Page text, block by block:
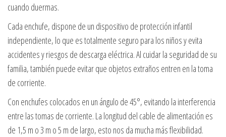
cuando duermas.
Cada enchufe, dispone de un dispositivo de protección infantil
independiente, lo que es totalmente seguro para los niños y evita
accidentes y riesgos de descarga eléctrica. Al cuidar la seguridad de su
familia, también puede evitar que objetos extraños entren en la toma
de corriente.
Con enchufes colocados en un ángulo de 45°, evitando la interferencia
entre las tomas de corriente. La longitud del cable de alimentación es
de 1,5 m o 3 m o 5 m de largo, esto nos da mucha más flexibilidad.